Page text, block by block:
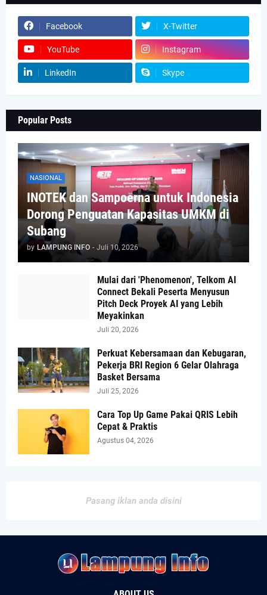
Facebook X-Twitter
YouTube Instagram
LinkedIn Skype
Popular Posts
NASIONAL
INOTEK dan Sampoerna untuk Indonesia
Dorong Penguatan Kapasitas UMKM di
Subang
by LAMPUNG INFO - Juli 10, 2026
Mulai dari 'Phenomenon', Telkom AI
Connect Bekali Peserta Menyusun
Pitch Deck Proyek AI yang Lebih
Meyakinkan
Juli 20, 2026
Perkuat Kebersamaan dan Kebugaran,
Pekerja BRI Region 6 Gelar Olahraga
Basket Bersama
Juli 25, 2026
Cara Top Up Game Pakai QRIS Lebih
Cepat & Praktis
Agustus 04, 2026
Pasang iklan anda disini